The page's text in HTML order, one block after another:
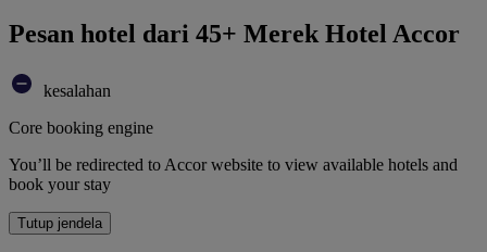
Pesan hotel dari 45+ Merek Hotel Accor
kesalahan
Core booking engine
You’ll be redirected to Accor website to view available hotels and
book your stay
Tutup jendela